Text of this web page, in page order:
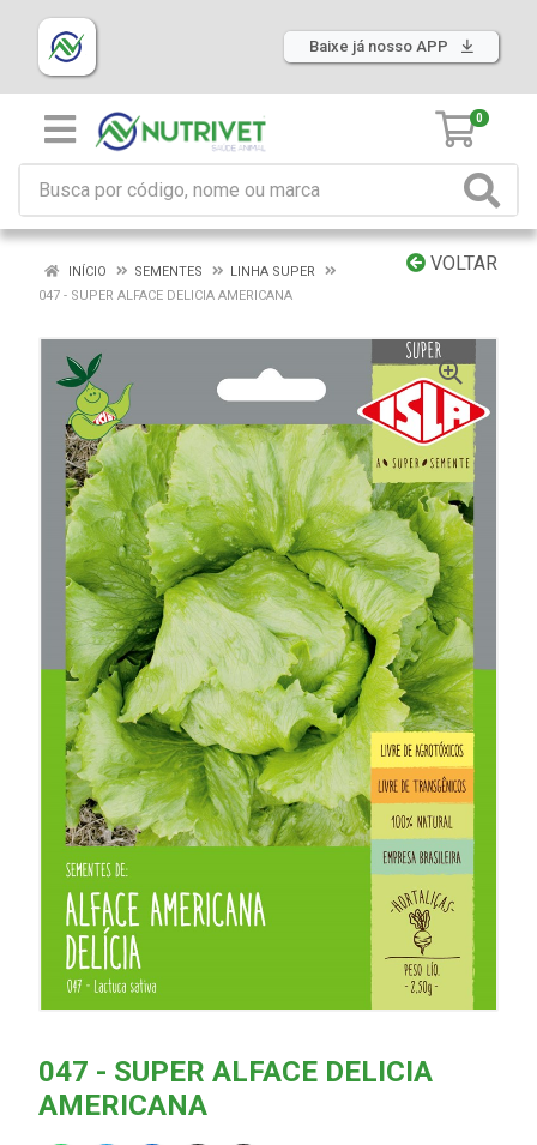
Baixe já nosso APP
0
VOLTAR
INÍCIO SEMENTES
LINHA SUPER
047 - SUPER ALFACE DELICIA AMERICANA
047 - SUPER ALFACE DELICIA
AMERICANA